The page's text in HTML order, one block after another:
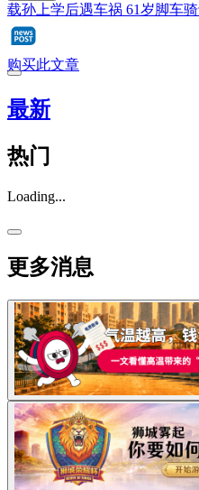
载孙上学后遇车祸 61岁脚车
购买此文章
最新
热门
Loading...
更多消息